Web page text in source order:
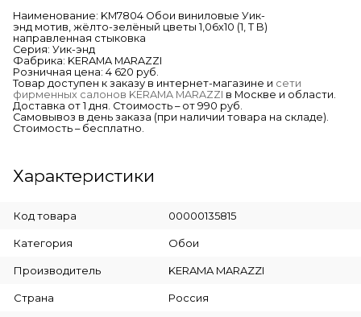
Наименование: KM7804 Обои виниловые Уик-
энд мотив, жёлто-зелёный цветы 1,06х10 (1, Т B)
направленная стыковка
Серия: Уик-энд
Фабрика: KERAMA MARAZZI
Розничная цена: 4 620 руб.
Товар доступен к заказу в интернет-магазине и сети
фирменных салонов KERAMA MARAZZI в Москве и области.
Доставка от 1 дня. Стоимость – от 990 руб.
Самовывоз в день заказа (при наличии товара на складе).
Стоимость – бесплатно.
Характеристики
Код товара 00000135815
Категория Обои
Производитель KERAMA MARAZZI
Страна Россия